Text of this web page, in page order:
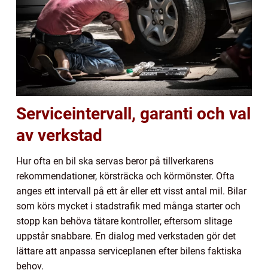
Serviceintervall, garanti och val
av verkstad
Hur ofta en bil ska servas beror på tillverkarens
rekommendationer, körsträcka och körmönster. Ofta
anges ett intervall på ett år eller ett visst antal mil. Bilar
som körs mycket i stadstrafik med många starter och
stopp kan behöva tätare kontroller, eftersom slitage
uppstår snabbare. En dialog med verkstaden gör det
lättare att anpassa serviceplanen efter bilens faktiska
behov.